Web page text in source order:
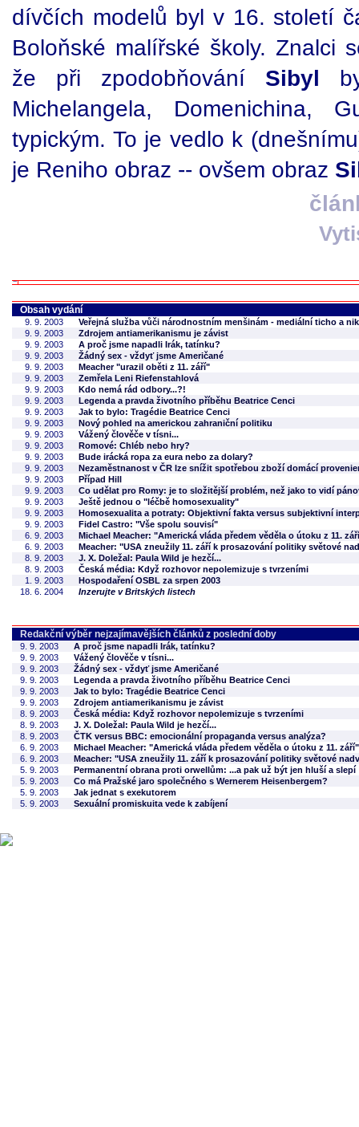
dívčích modelů byl v 16. století
Boloňské malířské školy. Znalci
že při zpodobňování Sibyl
Michelangela, Domenichina,
typickým. To je vedlo k
je Reniho obraz -- ovšem obraz
Obsah vydání
9. 9. 2003
Veřejná služba vůči národnostním menšinám - mediální ticho a
9. 9. 2003
Zdrojem antiamerikanismu je závist
9. 9. 2003
A proč jsme napadli Irák, tatínku?
9. 9. 2003
Žádný sex - vždyť jsme Američané
9. 9. 2003
Meacher "urazil oběti z 11. září"
9. 9. 2003
Zemřela Leni Riefenstahlová
9. 9. 2003
Kdo nemá rád odbory...?!
9. 9. 2003
Legenda a pravda životního příběhu Beatrice Cenci
9. 9. 2003
Jak to bylo: Tragédie Beatrice Cenci
9. 9. 2003
Nový pohled na americkou zahraniční politiku
9. 9. 2003
Vážený člověče v tísni...
9. 9. 2003
Romové: Chléb nebo hry?
9. 9. 2003
Bude irácká ropa za eura nebo za dolary?
9. 9. 2003
Nezaměstnanost v ČR lze snížit spotřebou zboží domácí
9. 9. 2003
Případ Hill
9. 9. 2003
Co udělat pro Romy: je to složitější problém, než jako to vidí
9. 9. 2003
Ještě jednou o "léčbě homosexuality"
9. 9. 2003
Homosexualita a potraty: Objektivní fakta versus subjektivní
9. 9. 2003
Fidel Castro: "Vše spolu souvisí"
6. 9. 2003
Michael Meacher: "Americká vláda předem věděla o útoku z 11.
6. 9. 2003
Meacher: "USA zneužily 11. září k prosazování politiky světové
8. 9. 2003
J. X. Doležal: Paula Wild je hezčí...
8. 9. 2003
Česká média: Když rozhovor nepolemizuje s tvrzeními
1. 9. 2003
Hospodaření OSBL za srpen 2003
18. 6. 2004
Inzerujte v Britských listech
Redakční výběr nejzajímavějších článků z poslední doby
9. 9. 2003
A proč jsme napadli Irák, tatínku?
9. 9. 2003
Vážený člověče v tísni...
9. 9. 2003
Žádný sex - vždyť jsme Američané
9. 9. 2003
Legenda a pravda životního příběhu Beatrice Cenci
9. 9. 2003
Jak to bylo: Tragédie Beatrice Cenci
9. 9. 2003
Zdrojem antiamerikanismu je závist
8. 9. 2003
Česká média: Když rozhovor nepolemizuje s tvrzeními
8. 9. 2003
J. X. Doležal: Paula Wild je hezčí...
8. 9. 2003
ČTK versus BBC: emocionální propaganda versus analýza?
6. 9. 2003
Michael Meacher: "Americká vláda předem věděla o útoku z 11. září"
6. 9. 2003
Meacher: "USA zneužily 11. září k prosazování politiky světové
5. 9. 2003
Permanentní obrana proti orwellům: ...a pak už být jen hluší a slepí
5. 9. 2003
Co má Pražské jaro společného s Wernerem Heisenbergem?
5. 9. 2003
Jak jednat s exekutorem
5. 9. 2003
Sexuální promiskuita vede k zabíjení